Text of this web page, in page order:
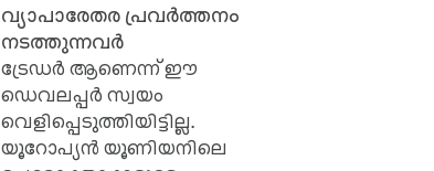
വ്യാപാരേതര പ്രവർത്തനം
നടത്തുന്നവർ
ട്രേഡർ ആണെന്ന് ഈ
ഡെവലപ്പർ സ്വയം
വെളിപ്പെടുത്തിയിട്ടില്ല.
യൂറോപ്യൻ യൂണിയനിലെ